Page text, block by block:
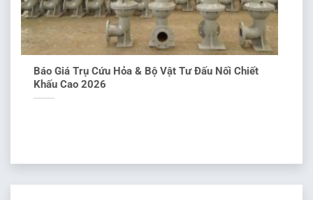
Báo Giá Trụ Cứu Hỏa & Bộ Vật Tư Đấu Nối Chiết
Khấu Cao 2026